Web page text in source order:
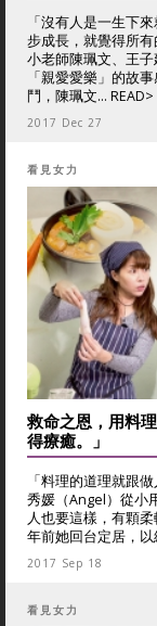
「沒有人是一生下
步成長，就覺得所
小老師陳珮文、王
「親愛愛樂」的故
鬥，陳珮文... READ>
2017 Dec 27
看見女力
救命之恩，用料
得療癒。」
「料理的道理就跟
秀媛（Angel）從小
人也要這樣，有顆
年前她回台定居，以
2017 Sep 18
看見女力